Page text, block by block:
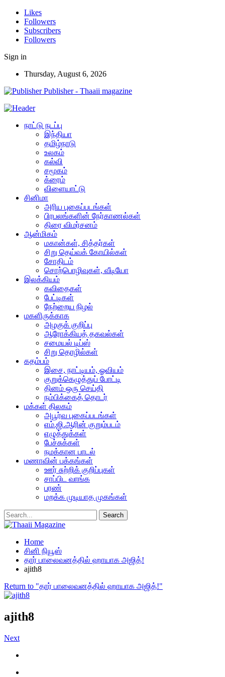
Likes
Followers
Subscribers
Followers
Sign in
Thursday, August 6, 2026
Publisher - Thaaii magazine
நாட்டு நடப்பு
இந்தியா
தமிழ்நாடு
உலகம்
கல்வி
சமூகம்
க்ரைம்
விளையாட்டு
சினிமா
அரிய புகைப்படங்கள்
பிரபலங்களின் நேர்காணல்கள்
திரை விமர்சனம்
ஆன்மிகம்
மகான்கள், சித்தர்கள்
சிறு தெய்வக் கோயில்கள்
சோதிடம்
சொற்பொழிவுகள், வீடியோ
இலக்கியம்
கவிதைகள்
பேட்டிகள்
நேற்றைய நிழல்
மகளிருக்காக
அழகுக் குறிப்பு
ஆரோக்கியத் தகவல்கள்
சமையல் டிப்ஸ்
சிறு தொழில்கள்
கதம்பம்
இசை, நாட்டியம், ஓவியம்
குறுக்கெழுத்துப் போட்டி
தினம் ஒரு செய்தி
நம்பிக்கைத் தொடர்
மக்கள் திலகம்
அபூர்வ புகைப்படங்கள்
எம்.ஜி.ஆரின் குறும்படம்
எழுத்துக்கள்
பேச்சுக்கள்
நமக்கான பாடல்
மணாவின் பக்கங்கள்
ஊர் சுற்றிக் குறிப்புகள்
சாப்பிட வாங்க
பரண்
மறக்க முடியாத முகங்கள்
Home
சினி நியூஸ்
தார் பாலைவனத்தில் ஹாயாக அஜித்!
ajith8
Return to "தார் பாலைவனத்தில் ஹாயாக அஜித்!"
ajith8
Next